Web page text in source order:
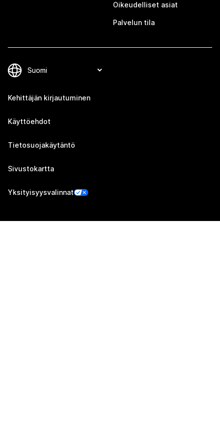
Oikeudelliset asiat
Palvelun tila
Kehittäjän kirjautuminen
Käyttöehdot
Tietosuojakäytäntö
Sivustokartta
Yksityisyysvalinnat